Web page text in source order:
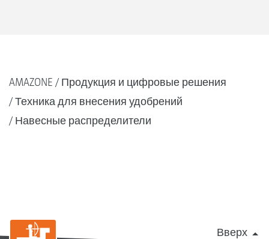
AMAZONE
Продукция и цифровые решения
Техника для внесения удобрений
Навесные распределители
Вверх